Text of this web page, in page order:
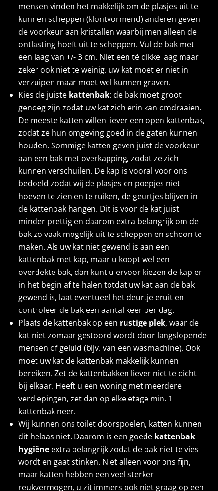
mensen vinden het makkelijk om de plasjes uit te
kunnen scheppen (klontvormend) anderen geven
de voorkeur aan kristallen waarbij men alleen de
ontlasting hoeft uit te scheppen. Vul de bak met
een laag van +/- 3 cm. Niet een té dikke laag maar
zeker ook niet te weinig, uw kat moet er niet in
verzuipen maar moet wel kunnen graven.
Kies de juiste kattenbak: de bak moet groot
genoeg zijn zodat uw kat zich erin kan omdraaien.
De meeste katten willen liever een open kattenbak,
zodat ze hun omgeving goed in de gaten kunnen
houden. Sommige katten geven juist de voorkeur
aan een bak met overkapping, zodat ze zich
kunnen verschuilen. De kap is vooral voor ons
bedoeld zodat wij de plasjes en poepjes niet
hoeven te zien en te ruiken, de geurtjes blijven in
de kattenbak hangen. Dit is voor de kat juist
minder prettig en daarom extra belangrijk om de
bak zo vaak mogelijk uit te scheppen en schoon te
maken. Als uw kat niet gewend is aan een
kattenbak met kap, maar u koopt wel een
overdekte bak, dan kunt u ervoor kiezen de kap er
in het begin af te halen totdat uw kat aan de bak
gewend is, laat eventueel het deurtje eruit en
controleer de bak een aantal keer per dag.
Plaats de kattenbak op een rustige plek, waar de
kat niet zomaar gestoord wordt door langslopende
mensen of geluid (bijv. van een wasmachine). Ook
moet uw kat de kattenbak makkelijk kunnen
bereiken. Zet de kattenbakken liever niet te dicht
bij elkaar. Heeft u een woning met meerdere
verdiepingen, zet dan op elke etage min. 1
kattenbak neer.
Wij kunnen ons toilet doorspoelen, katten kunnen
dit helaas niet. Daarom is een goede kattenbak
hygiëne extra belangrijk zodat de bak niet te vies
wordt en gaat stinken. Niet alleen voor ons fijn,
maar katten hebben een veel sterker
reukvermogen, u zit immers ook niet graag op een